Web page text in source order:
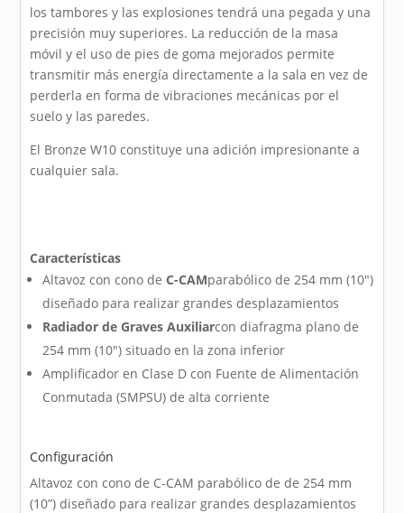
los tambores y las explosiones tendrá una pegada y una
precisión muy superiores. La reducción de la masa
móvil y el uso de pies de goma mejorados permite
transmitir más energía directamente a la sala en vez de
perderla en forma de vibraciones mecánicas por el
suelo y las paredes.
El Bronze W10 constituye una adición impresionante a
cualquier sala.
Características
Altavoz con cono deC-CAMparabólico de 254 mm (10")
diseñado para realizar grandes desplazamientos
Radiador de Graves Auxiliarcon diafragma plano de
254 mm (10") situado en la zona inferior
Amplificador en Clase D con Fuente de Alimentación
Conmutada (SMPSU) de alta corriente
Configuración
Altavoz con cono de C-CAM parabólico de de 254 mm
(10”) diseñado para realizar grandes desplazamientos